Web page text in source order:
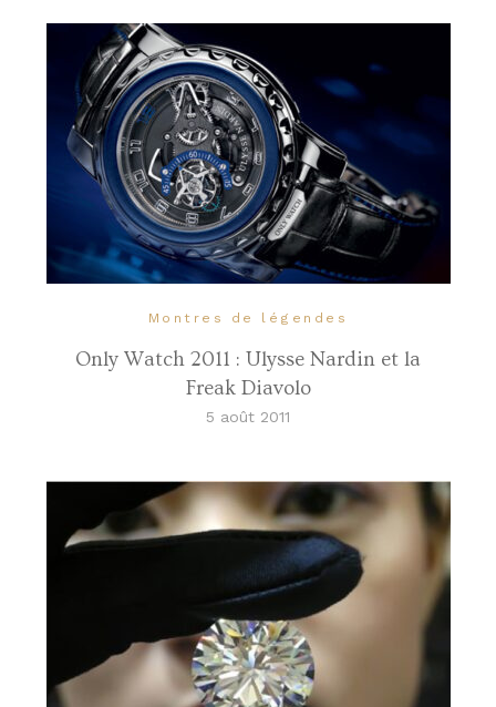
Montres de légendes
Only Watch 2011 : Ulysse Nardin et la
Freak Diavolo
5 août 2011